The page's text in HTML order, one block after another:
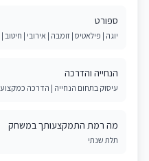
ספורט
יוגה | פילאטיס | זומבה | אירובי | חיטוב
הנחייה והדרכה
עיסוק בתחום הנחייה | הדרכה כמקצוע
מה רמת התמקצעותך במשחק
תלת שנתי